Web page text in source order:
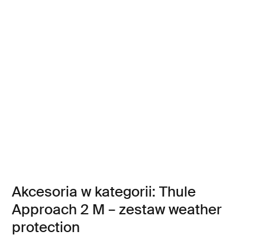
Akcesoria w kategorii: Thule
Approach 2 M – zestaw weather
protection